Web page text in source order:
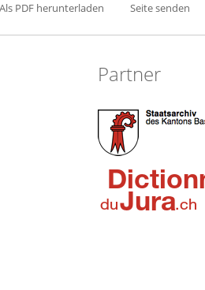
Als PDF herunterladen Seite senden
Partner